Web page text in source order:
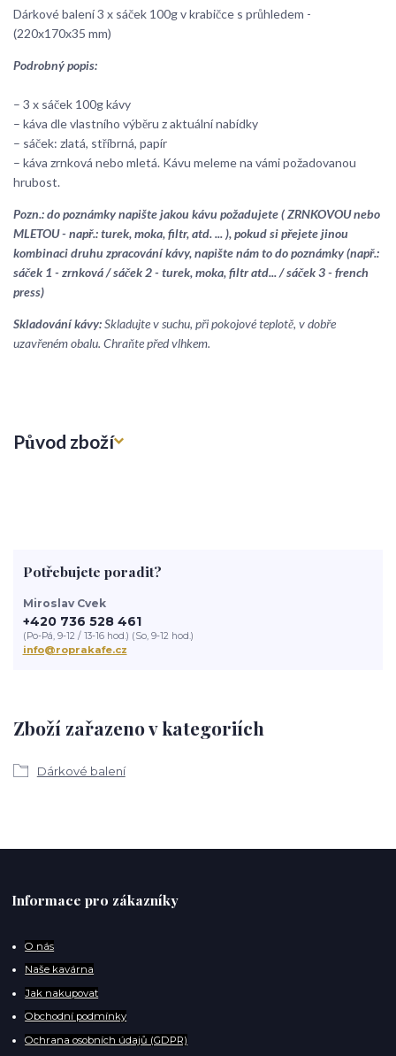
Dárkové balení 3 x sáček 100g v krabičce s průhledem -
(220x170x35 mm)
Podrobný popis:
– 3 x sáček 100g kávy
– káva dle vlastního výběru z aktuální nabídky
– sáček: zlatá, stříbrná, papír
– káva zrnková nebo mletá. Kávu meleme na vámi požadovanou
hrubost.
Pozn.: do poznámky napište jakou kávu požadujete ( ZRNKOVOU nebo
MLETOU - např.: turek, moka, filtr, atd. ... ), pokud si přejete jinou
kombinaci druhu zpracování kávy, napište nám to do poznámky (např.:
sáček 1 - zrnková / sáček 2 - turek, moka, filtr atd... / sáček 3 - french
press)
Skladování kávy:Skladujte v suchu, při pokojové teplotě, v dobře
uzavřeném obalu. Chraňte před vlhkem.
Původ zboží
Zboží zařazeno v kategoriích
Dárkové balení
Potřebujete poradit?
Miroslav Cvek
+420 736 528 461
(Po-Pá, 9-12 / 13-16 hod.) (So, 9-12 hod.)
info@roprakafe.cz
Informace pro zákazníky
O nás
Naše kavárna
Jak nakupovat
Obchodní podmínky
Ochrana osobních údajů (GDPR)